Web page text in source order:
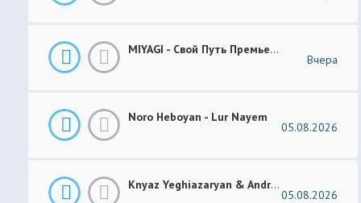
MIYAGI - Свой Путь Премьера 2026
Вчера
Noro Heboyan - Lur Nayem
05.08.2026
Knyaz Yeghiazaryan & Andranik Sirakanyan - Arevi Pes New 2026
05.08.2026